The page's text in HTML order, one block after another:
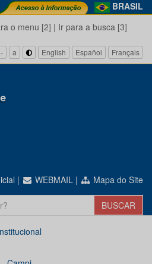
BRASIL
o menu [2] | Ir para a busca [3]
a English Español Français
| WEBMAIL | Mapa do Site